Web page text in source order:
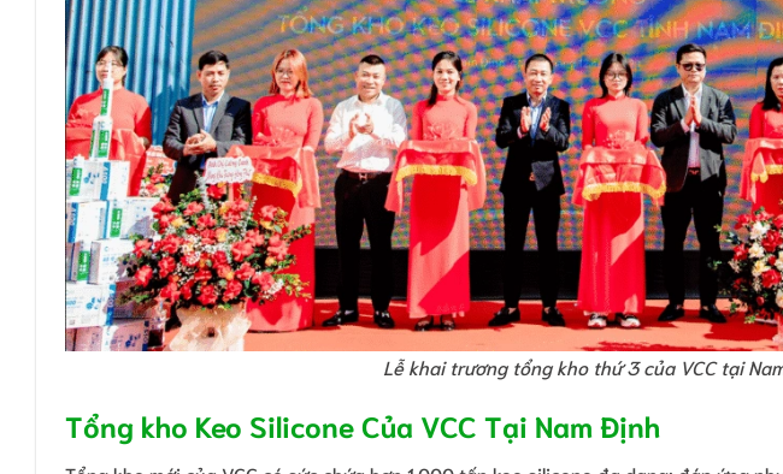
Lễ khai trương tổng kho thứ 3 của VCC tại
Tổng kho Keo Silicone Của VCC Tại Nam Định